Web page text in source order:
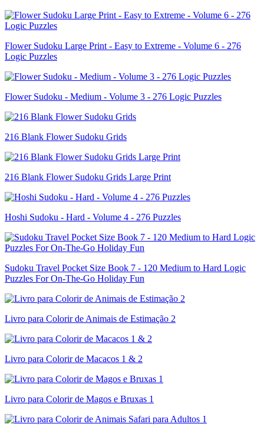
Flower Sudoku Large Print - Easy to Extreme - Volume 6 - 276
Logic Puzzles
Flower Sudoku - Medium - Volume 3 - 276 Logic Puzzles
216 Blank Flower Sudoku Grids
216 Blank Flower Sudoku Grids Large Print
Hoshi Sudoku - Hard - Volume 4 - 276 Puzzles
Sudoku Travel Pocket Size Book 7 - 120 Medium to Hard Logic
Puzzles For On-The-Go Holiday Fun
Livro para Colorir de Animais de Estimação 2
Livro para Colorir de Macacos 1 & 2
Livro para Colorir de Magos e Bruxas 1